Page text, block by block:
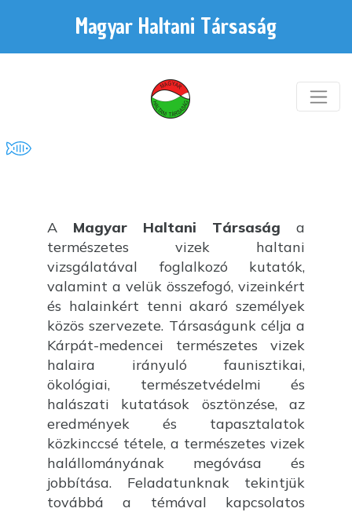
Magyar Haltani Társaság
A Magyar Haltani Társaság a
természetes vizek haltani
vizsgálatával foglalkozó kutatók,
valamint a velük összefogó, vizeinkért
és halainkért tenni akaró személyek
közös szervezete. Társaságunk célja a
Kárpát-medencei természetes vizek
halaira irányuló faunisztikai,
ökológiai, természetvédelmi és
halászati kutatások ösztönzése, az
eredmények és tapasztalatok
közkinccsé tétele, a természetes vizek
halállományának megóvása és
jobbítása. Feladatunknak tekintjük
továbbá a témával kapcsolatos